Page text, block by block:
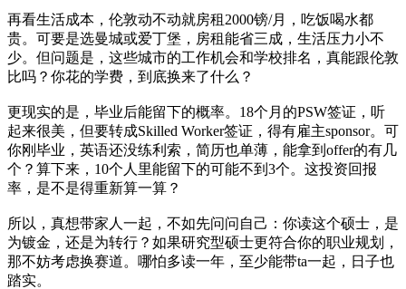
再看生活成本，伦敦动不动就房租2000镑/月，吃饭喝水都
贵。可要是选曼城或爱丁堡，房租能省三成，生活压力小不
少。但问题是，这些城市的工作机会和学校排名，真能跟伦敦
比吗？你花的学费，到底换来了什么？
更现实的是，毕业后能留下的概率。18个月的PSW签证，听
起来很美，但要转成Skilled Worker签证，得有雇主sponsor。可
你刚毕业，英语还没练利索，简历也单薄，能拿到offer的有几
个？算下来，10个人里能留下的可能不到3个。这投资回报
率，是不是得重新算一算？
所以，真想带家人一起，不如先问问自己：你读这个硕士，是
为镀金，还是为转行？如果研究型硕士更符合你的职业规划，
那不妨考虑换赛道。哪怕多读一年，至少能带ta一起，日子也
踏实。